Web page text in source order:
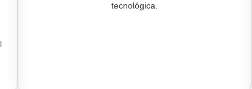
tecnológica.